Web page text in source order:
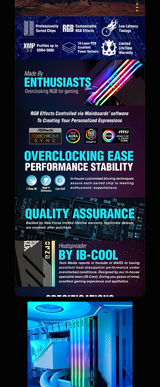
pero solo funciona con
determinadas GPU.